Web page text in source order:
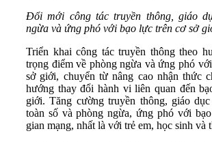
Đổi mới công tác truyền thông, giáo
ngừa và ứng phó với bạo lực trên cơ sở
Triển khai công tác truyền thông theo
trọng điểm về phòng ngừa và ứng phó
sở giới, chuyển từ nâng cao nhận thức
hướng thay đổi hành vi liên quan đến
giới. Tăng cường truyền thông, giáo
toàn số và phòng ngừa, ứng phó với
gian mạng, nhất là với trẻ em, học sinh và